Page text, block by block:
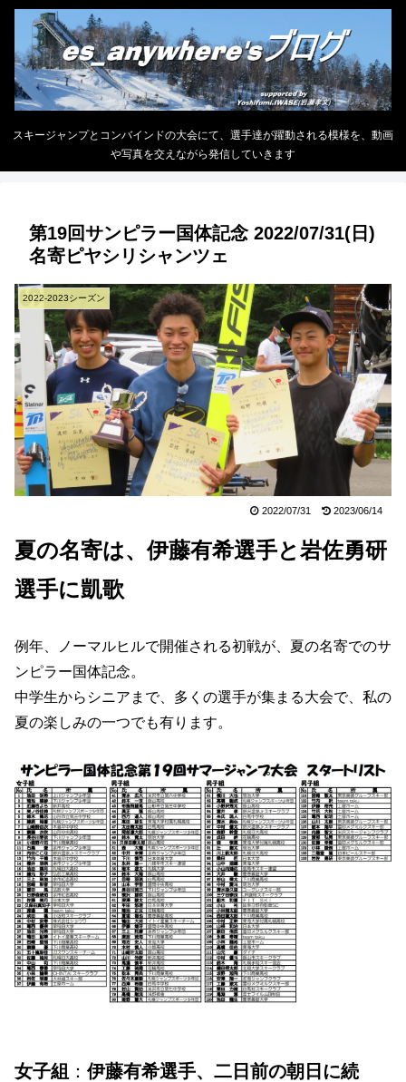
スキージャンプとコンバインドの大会にて、選手達が躍動される模様を、動画
や写真を交えながら発信していきます
第19回サンピラー国体記念 2022/07/31(日)
名寄ピヤシリシャンツェ
2022-2023シーズン
2022/07/31 2023/06/14
夏の名寄は、伊藤有希選手と岩佐勇研
選手に凱歌
例年、ノーマルヒルで開催される初戦が、夏の名寄でのサ
ンピラー国体記念。
中学生からシニアまで、多くの選手が集まる大会で、私の
夏の楽しみの一つでも有ります。
女子組 ： 伊藤有希選手、二日前の朝日に続